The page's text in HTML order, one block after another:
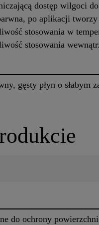
dostęp wilgoci
po aplikacji tworzy
stosowania w
stosowania
gęsty płyn o słabym
do ochrony